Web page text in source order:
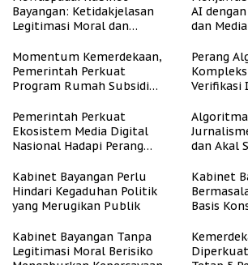
Bayangan: Ketidakjelasan
Legitimasi Moral dan
AI
dan
Momentum Kemerdekaan,
Pemerintah Perkuat
Program Rumah Subsidi
Berpenghasilan Rendah
Perang
Verifikasi
Pemerintah Perkuat
Ekosistem Media Digital
Nasional Hadapi Perang
dan Akal
Kabinet Bayangan Perlu
Hindari Kegaduhan Politik
yang Merugikan Publik
Kabinet
Basis
Kabinet Bayangan Tanpa
Legitimasi Moral Berisiko